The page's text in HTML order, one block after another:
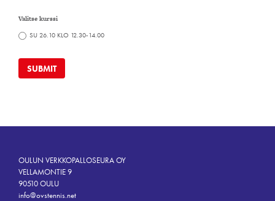
Valitse kurssi
SU 26.10 KLO 12.30-14.00
OULUN VERKKOPALLOSEURA OY
VELLAMONTIE 9
90510 OULU
info@ovstennis.net